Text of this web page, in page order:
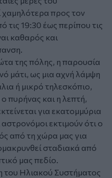
χαμηλότερα προς τον
τις 19:30 έως περίπου τις
καθαρός και
της πόλης, η παρουσία
μάτι, ως μια αχνή λάμψη
ή μικρό τηλεσκόπιο,
πυρήνας και η λεπτή,
για εκατομμύρια
εκτιμούν ότι ο
από τη χώρα μας για
σταδιακά από
μας πεδίο.
του Ηλιακού Συστήματος